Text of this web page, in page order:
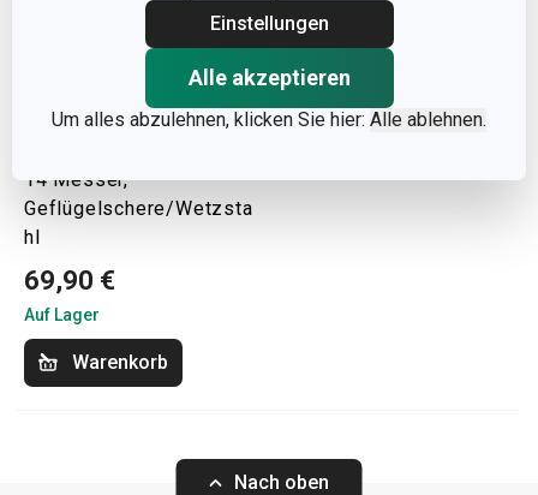
Einstellungen
Alle akzeptieren
Um alles abzulehnen, klicken Sie hier: Alle ablehnen.
Versandkostenfrei
14 Messer,
Geflügelschere/Wetzsta
hl
69,90 €
Auf Lager
Warenkorb
Nach oben